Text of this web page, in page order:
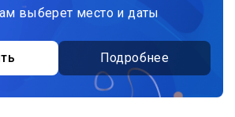
выберет место и даты
Подробнее